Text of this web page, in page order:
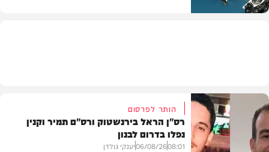
הותר לפרסום
רס"ן הראל בירנשטוק ורס"ם תמיר וקנין
נפלו בדרום לבנון
08:01
06/08/26יענקי גולדן